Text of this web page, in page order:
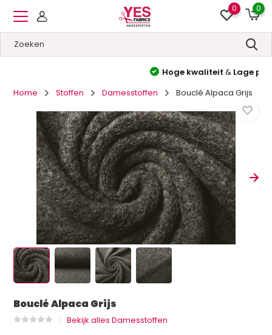
0 0
&Lage prijzen
Home
Stoffen Damesstoffen Bouclé Alpaca Grijs
Bouclé Alpaca Grijs
Bekijk alles Damesstoffen